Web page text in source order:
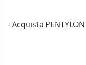
- Acquista PENTYLON